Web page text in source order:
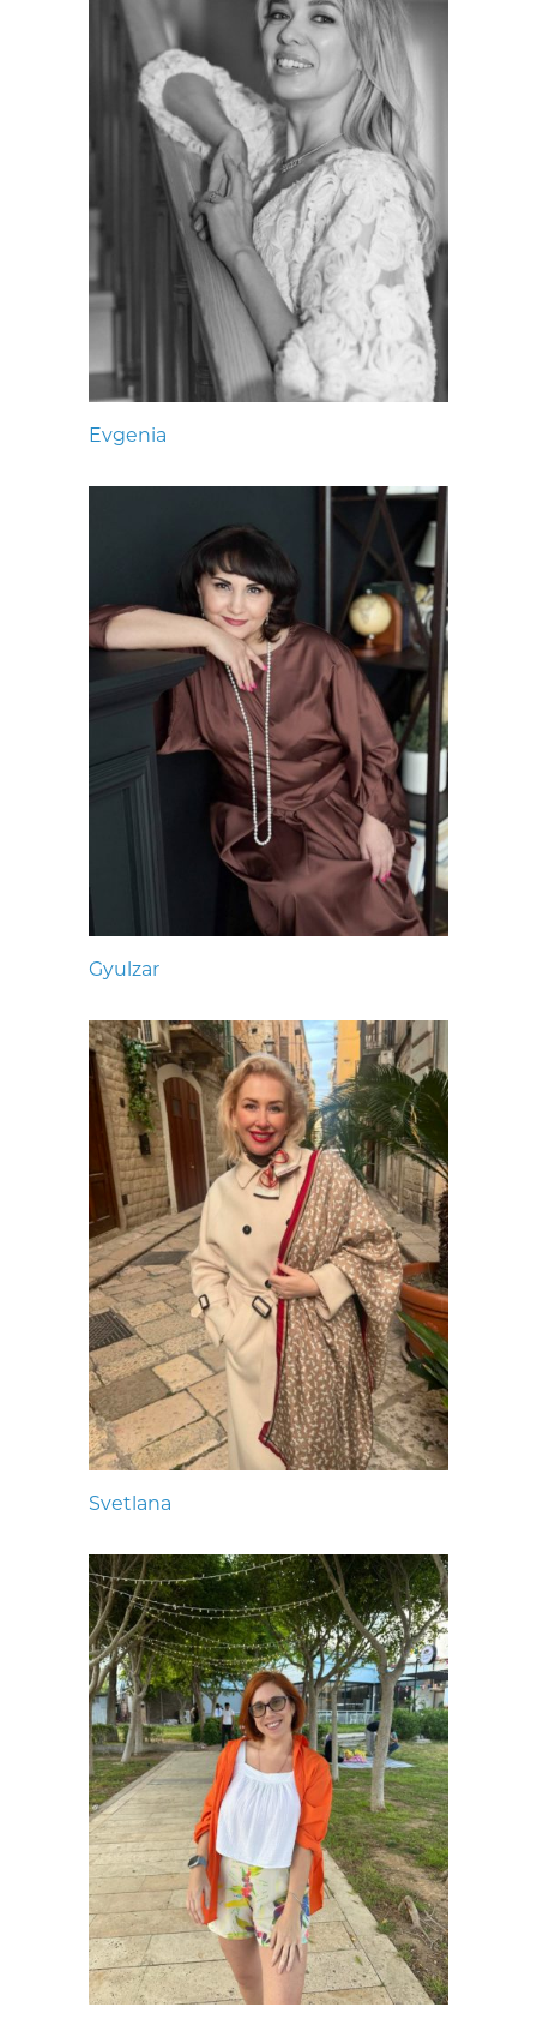
Evgenia
Gyulzar
Svetlana